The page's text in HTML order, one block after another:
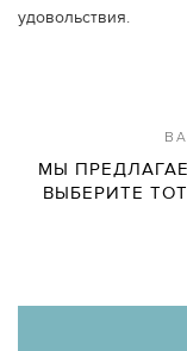
удовольствия.
МЫ
ВЫБЕРИТЕ